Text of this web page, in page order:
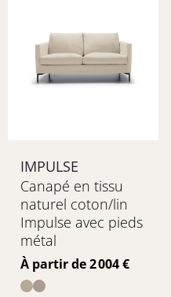
IMPULSE
Canapé en tissu
naturel coton/lin
Impulse avec pieds
métal
Prix
À partir de 2 004 €